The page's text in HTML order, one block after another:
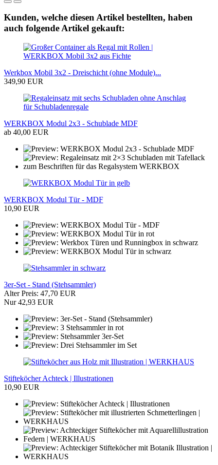
Kunden, welche diesen Artikel bestellten, haben
auch folgende Artikel gekauft:
Werkbox Mobil 3x2 - Dreischicht (ohne Module)...
349,90 EUR
WERKBOX Modul 2x3 - Schublade MDF
ab 40,00 EUR
WERKBOX Modul Tür - MDF
10,90 EUR
3er-Set - Stand (Stehsammler)
Alter Preis: 47,70 EUR
Nur 42,93 EUR
Stifteköcher Achteck | Illustrationen
10,90 EUR